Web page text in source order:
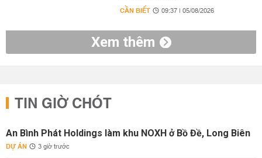
CẦN BIẾT 09:37 | 05/08/2026
Xem thêm
TIN GIỜ CHÓT
An Bình Phát Holdings làm khu NOXH ở Bồ Đề, Long Biên
DỰ ÁN 3 giờ trước